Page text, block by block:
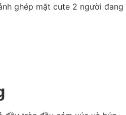
ghép mặt cute 2 người đang